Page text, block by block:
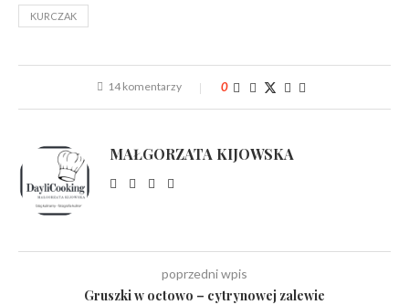
KURCZAK
14 komentarzy 0
MAŁGORZATA KIJOWSKA
poprzedni wpis
Gruszki w octowo – cytrynowej zalewie